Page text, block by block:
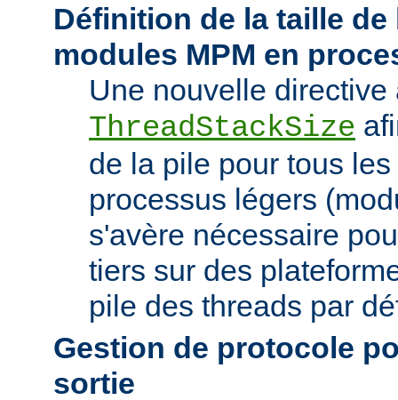
Définition de la taille
modules MPM en
Une nouvelle directive
ThreadStackSize
de la pile pour tous
processus légers
s'avère nécessaire
tiers sur des
pile des threads par
Gestion de protocole
sortie